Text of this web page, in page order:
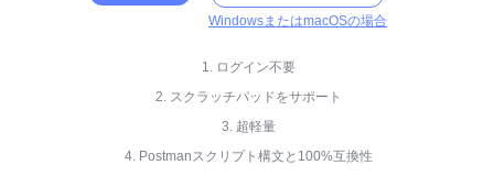
WindowsまたはmacOSの場合
1. ログイン不要
2. スクラッチパッドをサポート
3. 超軽量
4. Postmanスクリプト構文と100%互換性